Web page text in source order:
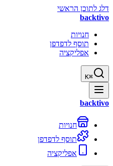
דלג לתוכן הראשי
backtivo
חנויות
תוסף לדפדפן
אפליקציה
⌘
K
backtivo
חנויות
תוסף לדפדפן
אפליקציה